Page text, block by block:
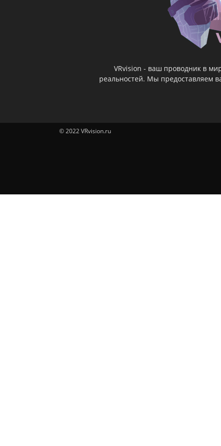
VRvision - ваш проводник в
реальностей. Мы предоставляем
© 2022 VRvision.ru